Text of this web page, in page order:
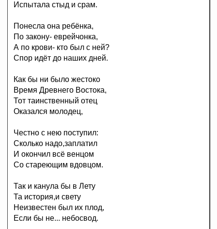
Испытала стыд и срам.
Понесла она ребёнка,
По закону- еврейчонка,
А по крови- кто был с ней?
Спор идёт до наших дней.
Как бы ни было жестоко
Время Древнего Востока,
Тот таинственный отец
Оказался молодец,
Честно с нею поступил:
Сколько надо,заплатил
И окончил всё венцом
Со стареющим вдовцом.
Так и канула бы в Лету
Та история,и свету
Неизвестен был их плод,
Если бы не... небосвод.